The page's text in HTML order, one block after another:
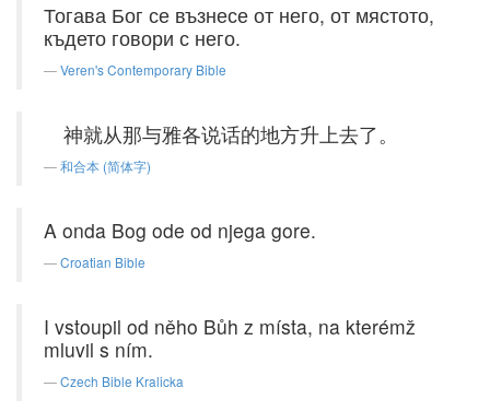
Тогава Бог се възнесе от него, от мястото,
където говори с него.
Veren's Contemporary Bible
神就从那与雅各说话的地方升上去了。
和合本 (简体字)
A onda Bog ode od njega gore.
Croatian Bible
I vstoupil od něho Bůh z místa, na kterémž
mluvil s ním.
Czech Bible Kralicka